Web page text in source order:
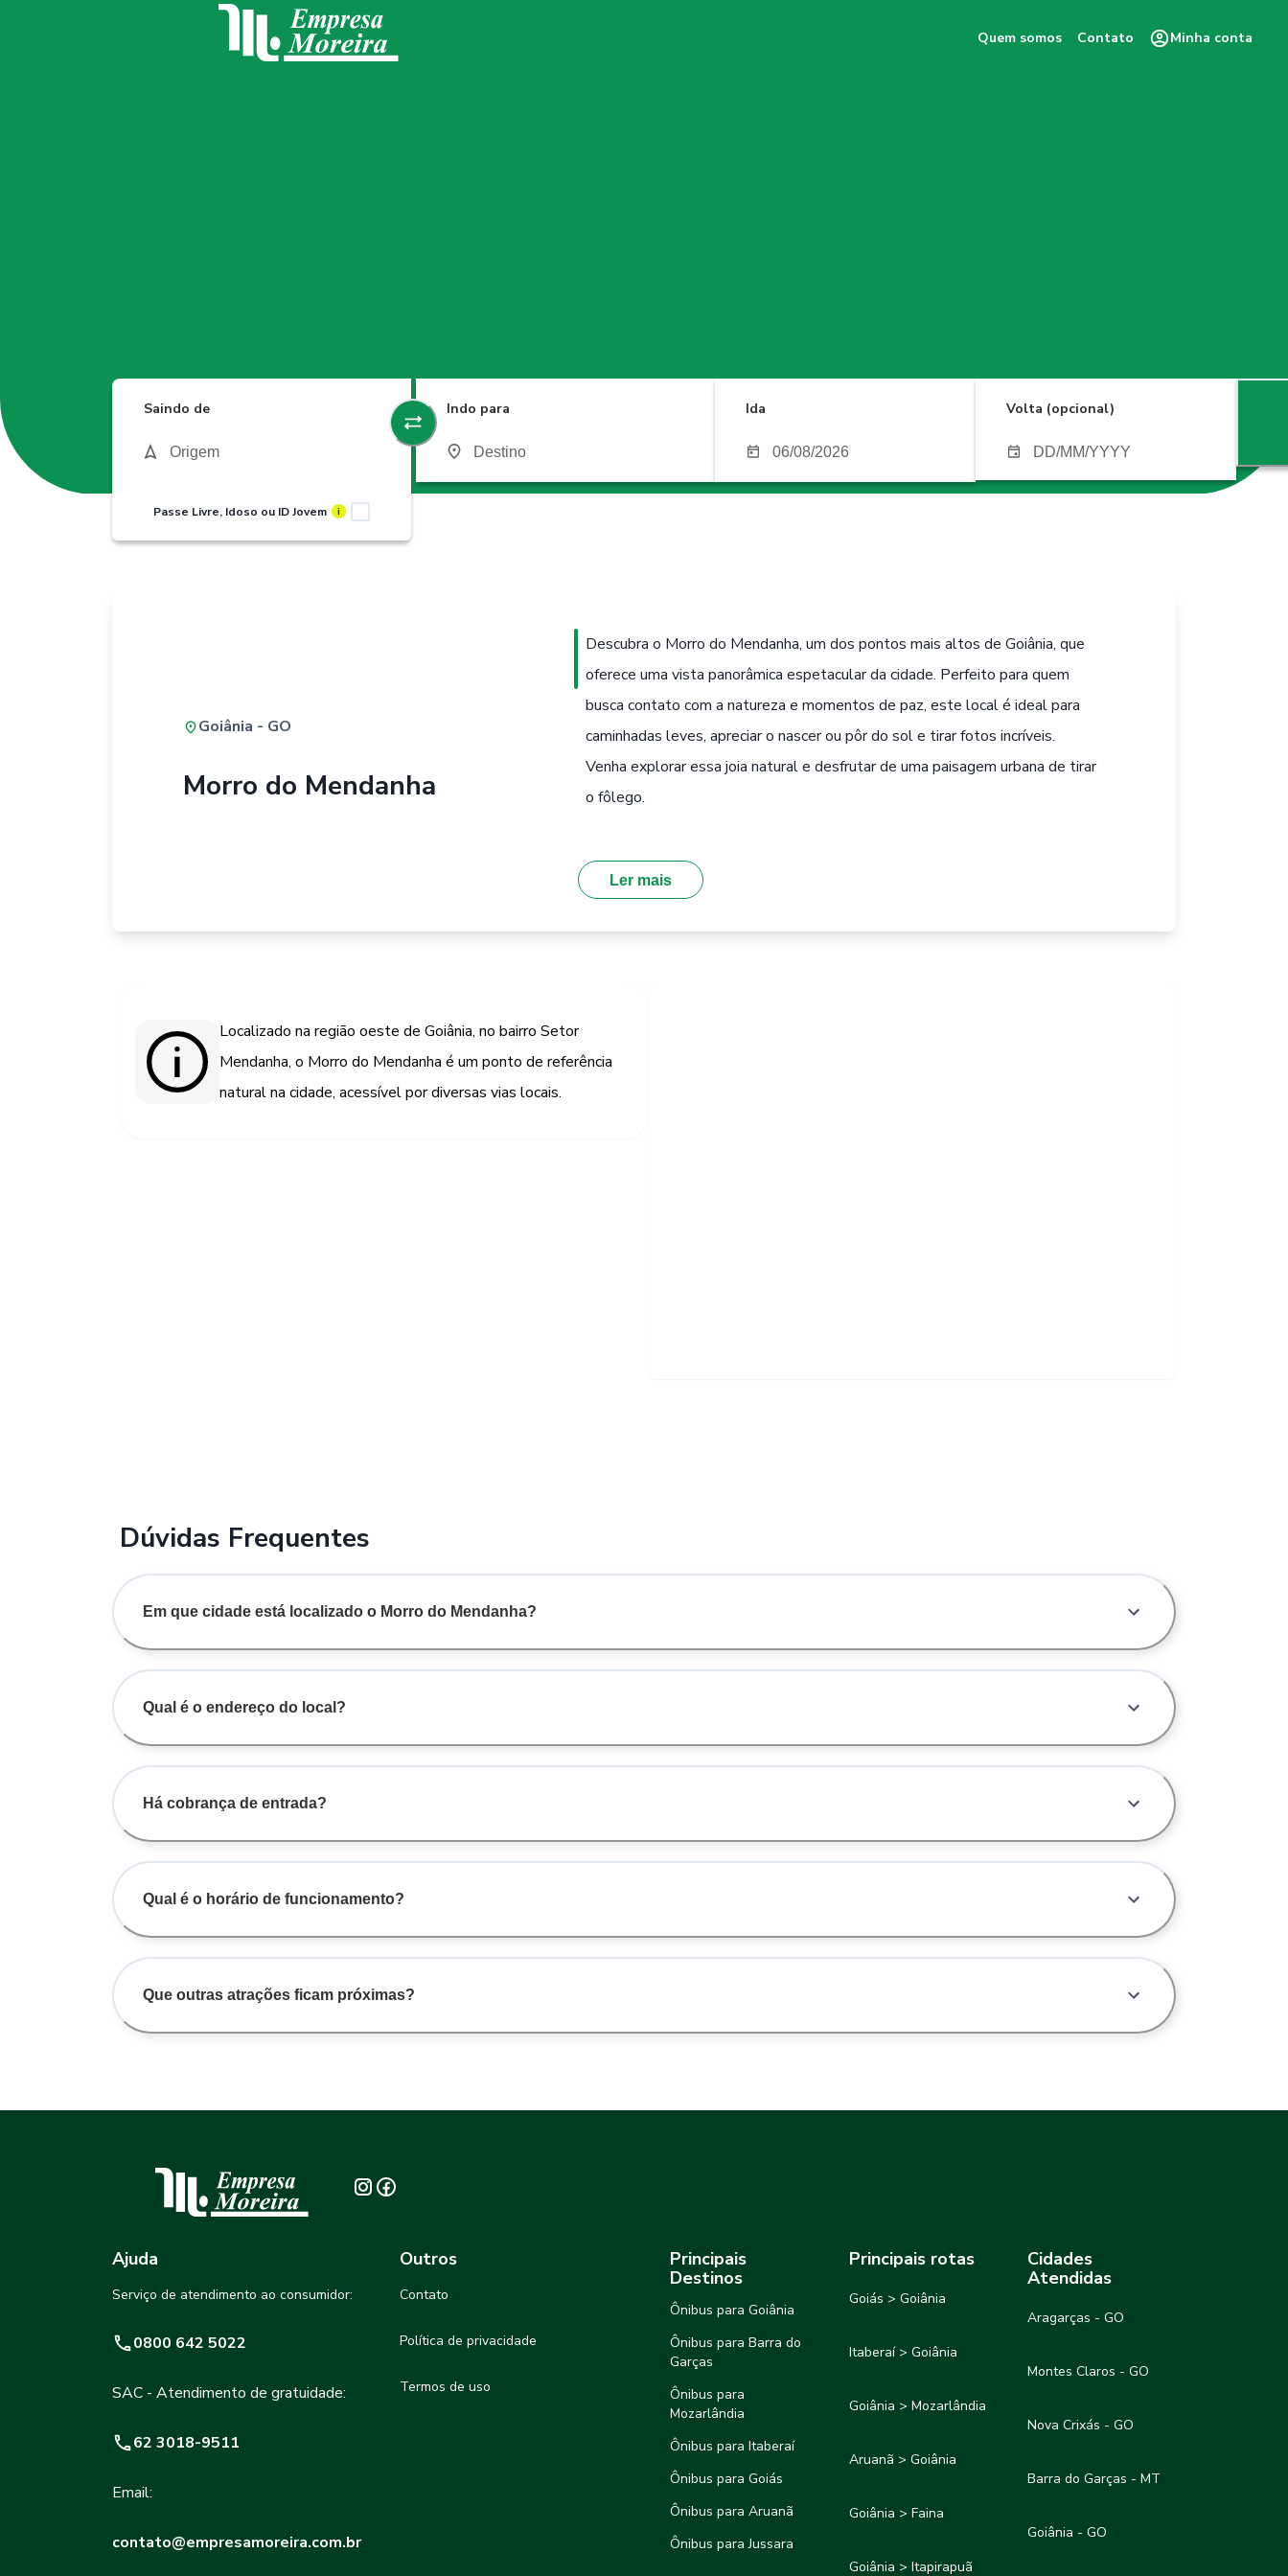
Quem somos Contato Minha conta
Saindo de
Passe Livre, Idoso ou ID Jovem i
Indo para Ida Volta (opcional)
Goiânia - GO
Morro do Mendanha
Descubra o Morro do Mendanha, um dos pontos mais altos de Goiânia, que
oferece uma vista panorâmica espetacular da cidade. Perfeito para quem
busca contato com a natureza e momentos de paz, este local é ideal para
caminhadas leves, apreciar o nascer ou pôr do sol e tirar fotos incríveis.
Venha explorar essa joia natural e desfrutar de uma paisagem urbana de tirar
o fôlego.
Ler mais
Localizado na região oeste de Goiânia, no bairro Setor
Mendanha, o Morro do Mendanha é um ponto de referência
natural na cidade, acessível por diversas vias locais.
Dúvidas Frequentes
Em que cidade está localizado o Morro do Mendanha?
Qual é o endereço do local?
Há cobrança de entrada?
Qual é o horário de funcionamento?
Que outras atrações ficam próximas?
Ajuda
Serviço de atendimento ao consumidor:
0800 642 5022
SAC - Atendimento de gratuidade:
62 3018-9511
Email:
contato@empresamoreira.com.br
Outros
Contato
Política de privacidade
Termos de uso
Principais
Destinos
Ônibus para Goiânia
Ônibus para Barra do
Garças
Ônibus para
Mozarlândia
Ônibus para Itaberaí
Ônibus para Goiás
Ônibus para Aruanã
Ônibus para Jussara
Principais rotas
Goiás > Goiânia
Itaberaí > Goiânia
Goiânia > Mozarlândia
Aruanã > Goiânia
Goiânia > Faina
Goiânia > Itapirapuã
Cidades
Atendidas
Aragarças - GO
Montes Claros - GO
Nova Crixás - GO
Barra do Garças - MT
Goiânia - GO